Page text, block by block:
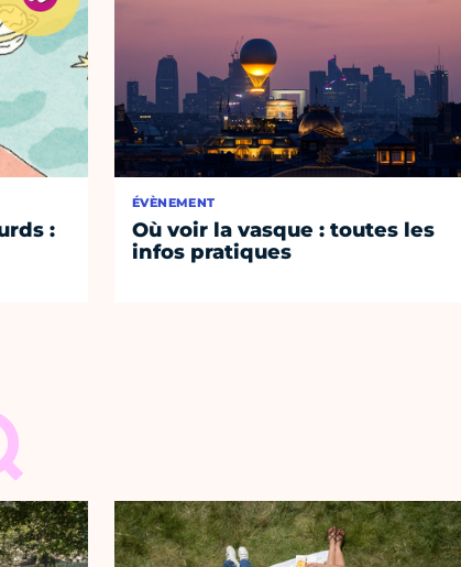
:
ÉVÈNEMENT
Où voir la vasque : toutes les
infos pratiques